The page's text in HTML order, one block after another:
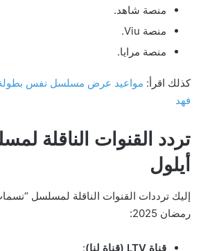
منصة شاهد.
منصة Viu.
منصة مرايا.
كذلك اقرأ: مواعيد عرض مسلسل نفس بطولة
فهد
تردد القنوات الناقلة
أيلول
إليك ترددات القنوات الناقلة لمسلسل
رمضان 2025:
قناة LTV (قناة لنا) :